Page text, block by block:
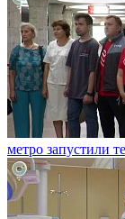
метро запустили